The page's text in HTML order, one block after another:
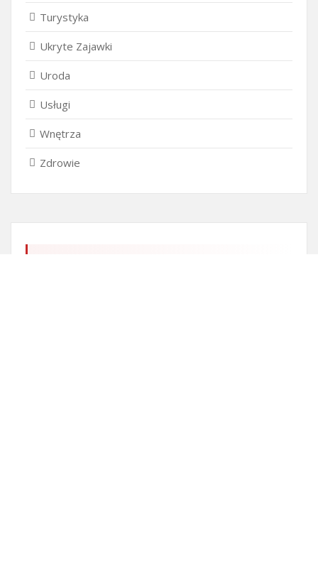
Turystyka
Ukryte Zajawki
Uroda
Usługi
Wnętrza
Zdrowie